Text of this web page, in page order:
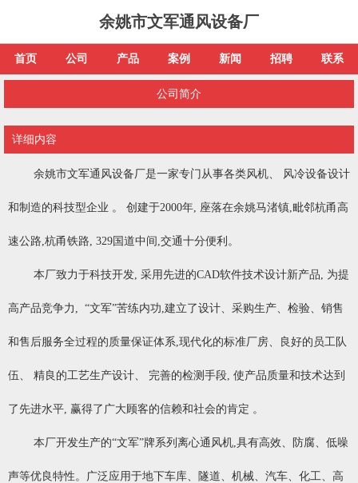
余姚市文军通风设备厂
首页 公司 产品 案例 新闻 招聘 联系
公司简介
详细内容
余姚市文军通风设备厂是一家专门从事各类风机、 风冷设备设计
和制造的科技型企业 。 创建于2000年, 座落在余姚马渚镇,毗邻杭甬高
速公路,杭甬铁路, 329国道中间,交通十分便利。
本厂致力于科技开发, 采用先进的CAD软件技术设计新产品, 为提
高产品竞争力, “文军”苦练内功,建立了设计、采购生产、检验、销售
和售后服务全过程的质量保证体系,现代化的标准厂房、良好的员工队
伍、 精良的工艺生产设计、 完善的检测手段, 使产品质量和技术达到
了先进水平, 赢得了广大顾客的信赖和社会的肯定 。
本厂开发生产的“文军”牌系列离心通风机,具有高效、防腐、低噪
声等优良特性。广泛应用于地下车库、隧道、机械、汽车、化工、高